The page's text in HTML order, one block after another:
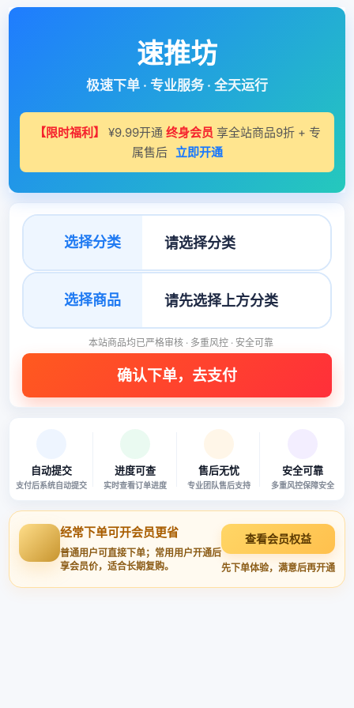
速推坊
极速下单 · 专业服务 · 全天运行
【限时福利】 ¥9.99开通 终身会员 享全站商品9折 + 专
属售后 立即开通
选择分类
选择商品
本站商品均已严格审核 · 多重风控 · 安全可靠
自动提交
支付后系统自动提交
进度可查
实时查看订单进度
售后无忧
专业团队售后支持
安全可靠
多重风控保障安全
经常下单可开会员更省
普通用户可直接下单；常用用户开通后
享会员价，适合长期复购。
查看会员权益
先下单体验，满意后再开通